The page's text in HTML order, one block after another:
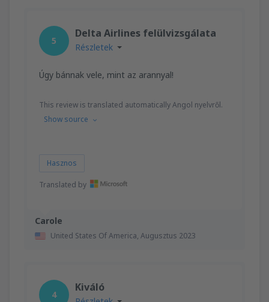
Carole
United States Of America, Augusztus 2023
5
Delta Airlines felülvizsgálata
Részletek
Úgy bánnak vele, mint az arannyal!
This review is translated automatically Angol nyelvről.
Show source
Hasznos
Translated by
4
Kiváló